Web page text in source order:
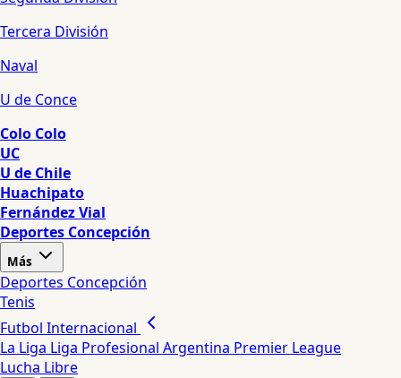
Tercera División
Naval
U de Conce
Colo Colo
UC
U de Chile
Huachipato
Fernández Vial
Deportes Concepción
Más
Deportes Concepción
Tenis
Futbol Internacional
La Liga Liga Profesional Argentina Premier League
Lucha Libre